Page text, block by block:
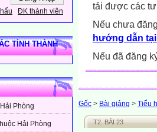
ĐK thành viên
TỈNH THÀNH
Phòng
Hải Phòng
tải được các
Nếu chưa
hướng dẫn
Nếu đã đăng
Gốc > Bài giảng > Tiểu
T2. BÀI 23